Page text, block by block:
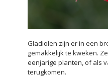
Gladiolen zijn er in een
gemakkelijk te kweken.
eenjarige planten, of als
terugkomen.